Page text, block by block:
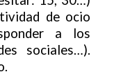
de ocio
a los
sociales…).